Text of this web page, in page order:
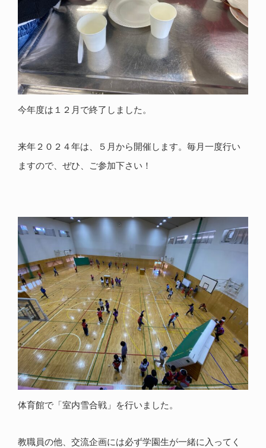
今年度は１２月で終了しました。
来年２０２４年は、５月から開催します。毎月一度行い
ますので、ぜひ、ご参加下さい！
体育館で「室内雪合戦」を行いました。
教職員の他、交流企画には必ず学園生が一緒に入ってく